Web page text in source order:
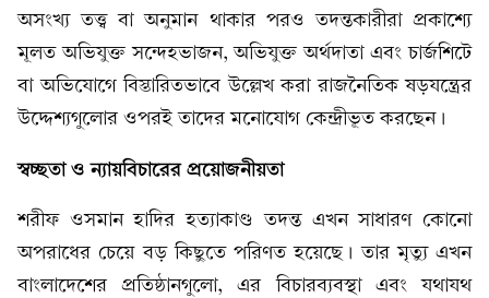
অসংখ্য তত্ত্ব বা অনুমান থাকার পরও তদন্তকারীরা প্রকাশ্যে
মূলত অভিযুক্ত সন্দেহভাজন, অভিযুক্ত অর্থদাতা এবং চার্জশিটে
বা অভিযোগে বিস্তারিতভাবে উল্লেখ করা রাজনৈতিক ষড়যন্ত্রের
উদ্দেশ্যগুলোর ওপরই তাদের মনোযোগ কেন্দ্রীভূত করছেন।
স্বচ্ছতা ও ন্যায়বিচারের প্রয়োজনীয়তা
শরীফ ওসমান হাদির হত্যাকাণ্ড তদন্ত এখন সাধারণ কোনো
অপরাধের চেয়ে বড় কিছুতে পরিণত হয়েছে। তার মৃত্যু এখন
বাংলাদেশের প্রতিষ্ঠানগুলো, এর বিচারব্যবস্থা এবং যথাযথ